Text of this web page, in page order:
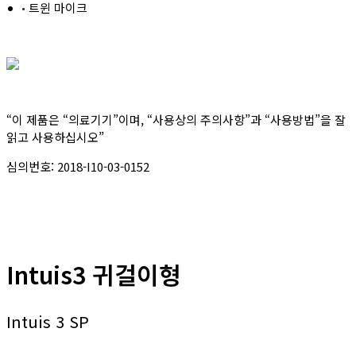
트윈 마이크
“이 제품은 “의료기기”이며, “사용상의 주의사항”과 “사용방법”을 잘
읽고 사용하십시오”
심의번호: 2018-I10-03-0152
Intuis3 귀걸이형
Intuis 3 SP